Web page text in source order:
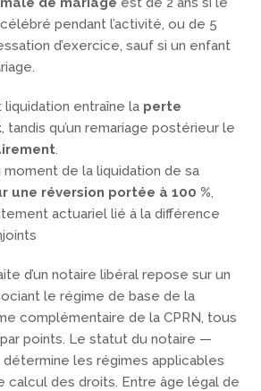
pendant l’activité, ou de 5
d’exercice, sauf si un enfant
liquidation entraîne la perte
, tandis qu’un remariage postérieur le
.
de la liquidation de sa
une réversion portée à 100 %,
actuariel lié à la différence
d’un notaire libéral repose sur un
le régime de base de la
complémentaire de la CPRN, tous
points. Le statut du notaire —
les régimes applicables
calcul des droits. Entre âge légal de